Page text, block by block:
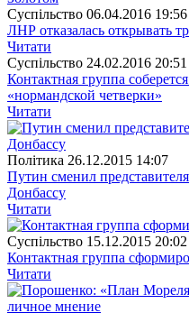
Суспiльство 06.04.2016 19:56
ЛНР отказалась открывать
Читати
Суспiльство 24.02.2016 20:51
Контактная группа
«нормандской четверки»
Читати
Полiтика 26.12.2015 14:07
Путин сменил
Донбассу
Читати
Суспiльство 15.12.2015 20:02
Контактная группа
Читати